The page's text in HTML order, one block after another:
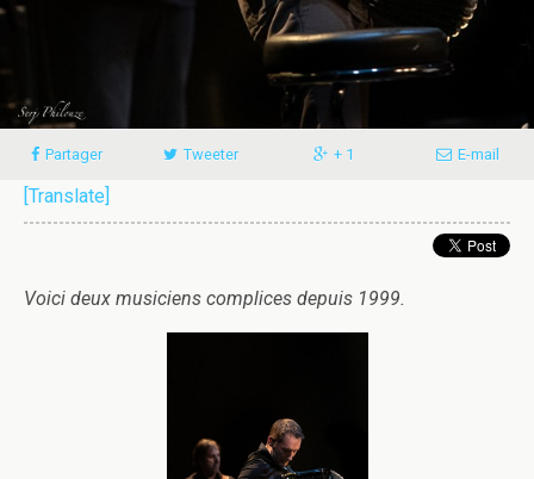
Partager Tweeter + 1 E-mail
[Translate]
Voici deux musiciens complices depuis 1999.